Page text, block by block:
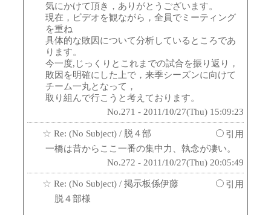
気にかけて頂き，ありがとうございます。
現在，ビデオを観ながら，全員でミーティング
を重ね
具体的な敗因について分析しているところであ
ります。
今一度,じっくりとこれまでの試合を振り返り，
敗因を明確にした上で，来季シーズンに向けて
チーム一丸となって，
取り組んで行こうと考えております。
No.271 - 2011/10/27(Thu) 15:09:23
☆ Re: (No Subject) / 脱４部
引用
一橋は昔からここ一番の集中力、執念が凄い。
No.272 - 2011/10/27(Thu) 20:05:49
☆ Re: (No Subject) / 掲示板係伊藤
引用
脱４部様